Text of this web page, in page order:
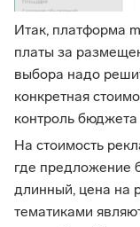
Итак, платформа
платы за
выбора надо
конкретная
контроль
На стоимость
где предложение
длинный, цена на
тематиками